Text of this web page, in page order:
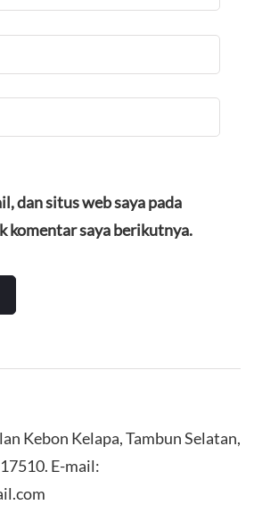
dan situs web saya pada
komentar saya berikutnya.
Kebon Kelapa, Tambun Selatan,
E-mail: